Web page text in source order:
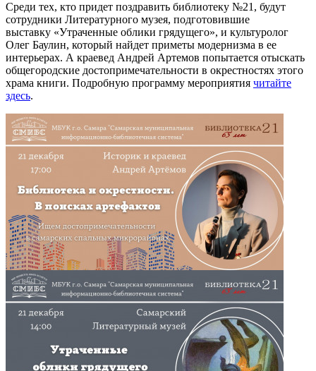
Среди тех, кто придет поздравить библиотеку №21, будут
сотрудники Литературного музея, подготовившие
выставку «Утраченные облики грядущего», и культуролог
Олег Баулин, который найдет приметы модернизма в ее
интерьерах. А краевед Андрей Артемов попытается отыскать
общегородские достопримечательности в окрестностях этого
храма книги. Подробную программу мероприятия читайте
здесь.